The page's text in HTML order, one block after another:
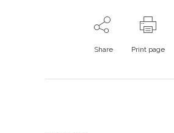
Share Print page